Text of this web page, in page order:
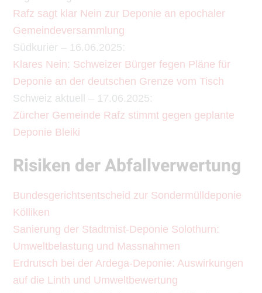
Rafz sagt klar Nein zur Deponie an epochaler
Gemeindeversammlung
Südkurier – 16.06.2025:
Klares Nein: Schweizer Bürger fegen Pläne für
Deponie an der deutschen Grenze vom Tisch
Schweiz aktuell – 17.06.2025:
Zürcher Gemeinde Rafz stimmt gegen geplante
Deponie Bleiki
Risiken der Abfallverwertung
Bundesgerichtsentscheid zur Sondermülldeponie
Kölliken
Sanierung der Stadtmist-Deponie Solothurn:
Umweltbelastung und Massnahmen
Erdrutsch bei der Ardega-Deponie: Auswirkungen
auf die Linth und Umweltbewertung